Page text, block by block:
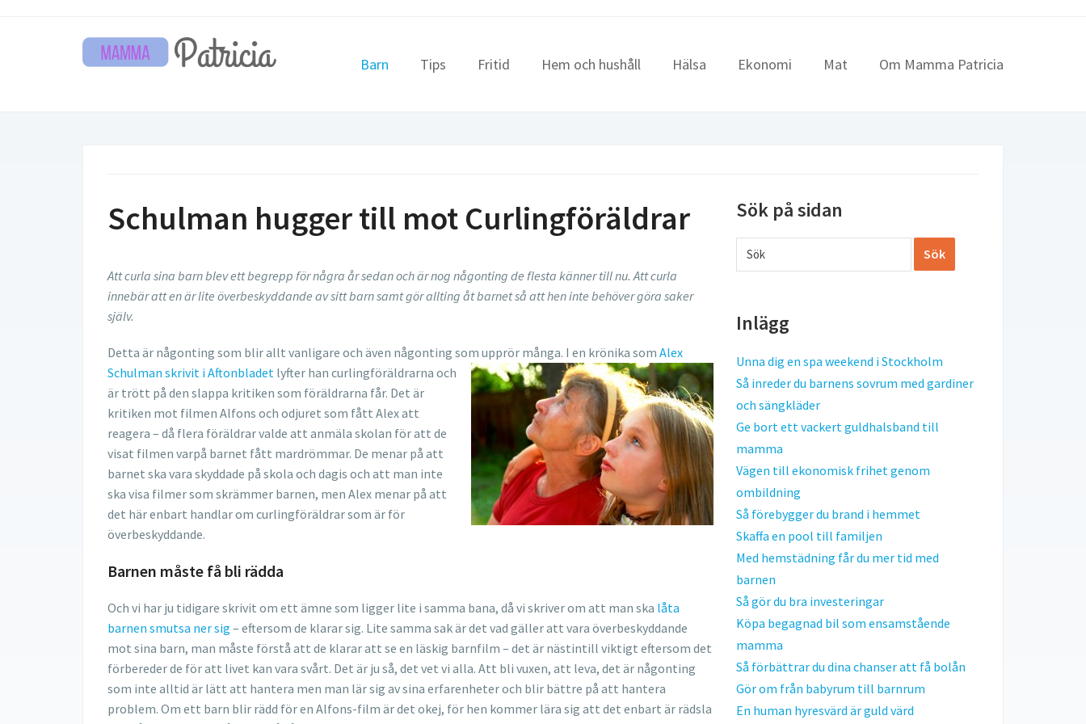
Barn Tips Fritid Hem och hushåll Hälsa Ekonomi Mat Om Mamma Patricia
Schulman hugger till mot Curlingföräldrar
Att curla sina barn blev ett begrepp för några år sedan och är nog någonting de flesta känner till nu. Att curla
innebär att en är lite överbeskyddande av sitt barn samt gör allting åt barnet så att hen inte behöver göra saker
själv.
Detta är någonting som blir allt vanligare och även någonting som upprör många. I en krönika som Alex
Schulman skrivit i Aftonbladet lyfter han curlingföräldrarna och
är trött på den slappa kritiken som föräldrarna får. Det är
kritiken mot filmen Alfons och odjuret som fått Alex att
reagera – då flera föräldrar valde att anmäla skolan för att de
visat filmen varpå barnet fått mardrömmar. De menar på att
barnet ska vara skyddade på skola och dagis och att man inte
ska visa filmer som skrämmer barnen, men Alex menar på att
det här enbart handlar om curlingföräldrar som är för
överbeskyddande.
Barnen måste få bli rädda
Och vi har ju tidigare skrivit om ett ämne som ligger lite i samma bana, då vi skriver om att man ska låta
barnen smutsa ner sig – eftersom de klarar sig. Lite samma sak är det vad gäller att vara överbeskyddande
mot sina barn, man måste förstå att de klarar att se en läskig barnfilm – det är nästintill viktigt eftersom det
förbereder de för att livet kan vara svårt. Det är ju så, det vet vi alla. Att bli vuxen, att leva, det är någonting
som inte alltid är lätt att hantera men man lär sig av sina erfarenheter och blir bättre på att hantera
problem. Om ett barn blir rädd för en Alfons-film är det okej, för hen kommer lära sig att det enbart är rädsla
Sök på sidan
Inlägg
Unna dig en spa weekend i Stockholm
Så inreder du barnens sovrum med gardiner
och sängkläder
Ge bort ett vackert guldhalsband till
mamma
Vägen till ekonomisk frihet genom
ombildning
Så förebygger du brand i hemmet
Skaffa en pool till familjen
Med hemstädning får du mer tid med
barnen
Så gör du bra investeringar
Köpa begagnad bil som ensamstående
mamma
Så förbättrar du dina chanser att få bolån
Gör om från babyrum till barnrum
En human hyresvärd är guld värd